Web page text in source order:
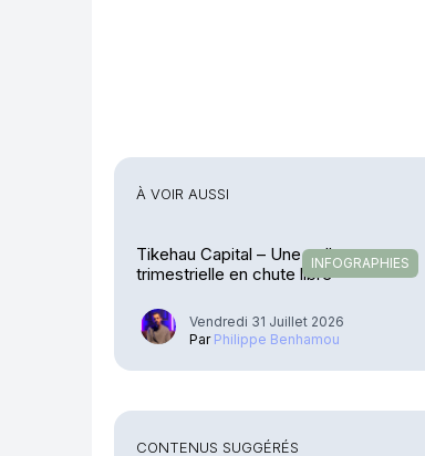
À VOIR AUSSI
INFOGRAPHIES
Tikehau Capital – Une collecte
trimestrielle en chute libre
Vendredi 31 Juillet 2026
Par Philippe Benhamou
CONTENUS SUGGÉRÉS